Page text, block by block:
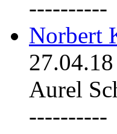
----------
Norbert
27.04.18
Aurel
----------